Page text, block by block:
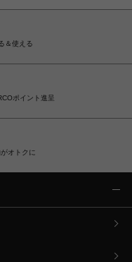
＆使える
ポイント進呈
オトクに